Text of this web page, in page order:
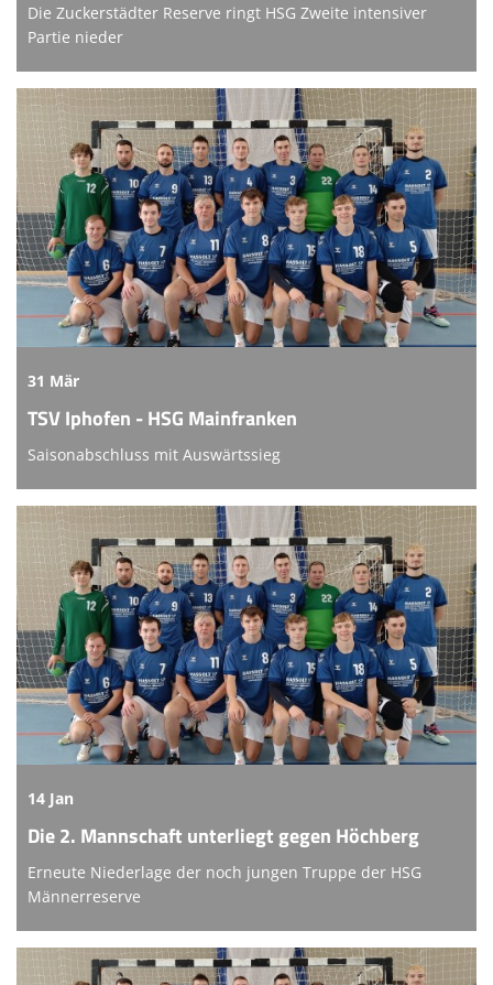
Die Zuckerstädter Reserve ringt HSG Zweite intensiver
Partie nieder
31 Mär
TSV Iphofen - HSG Mainfranken
Saisonabschluss mit Auswärtssieg
14 Jan
Die 2. Mannschaft unterliegt gegen Höchberg
Erneute Niederlage der noch jungen Truppe der HSG
Männerreserve